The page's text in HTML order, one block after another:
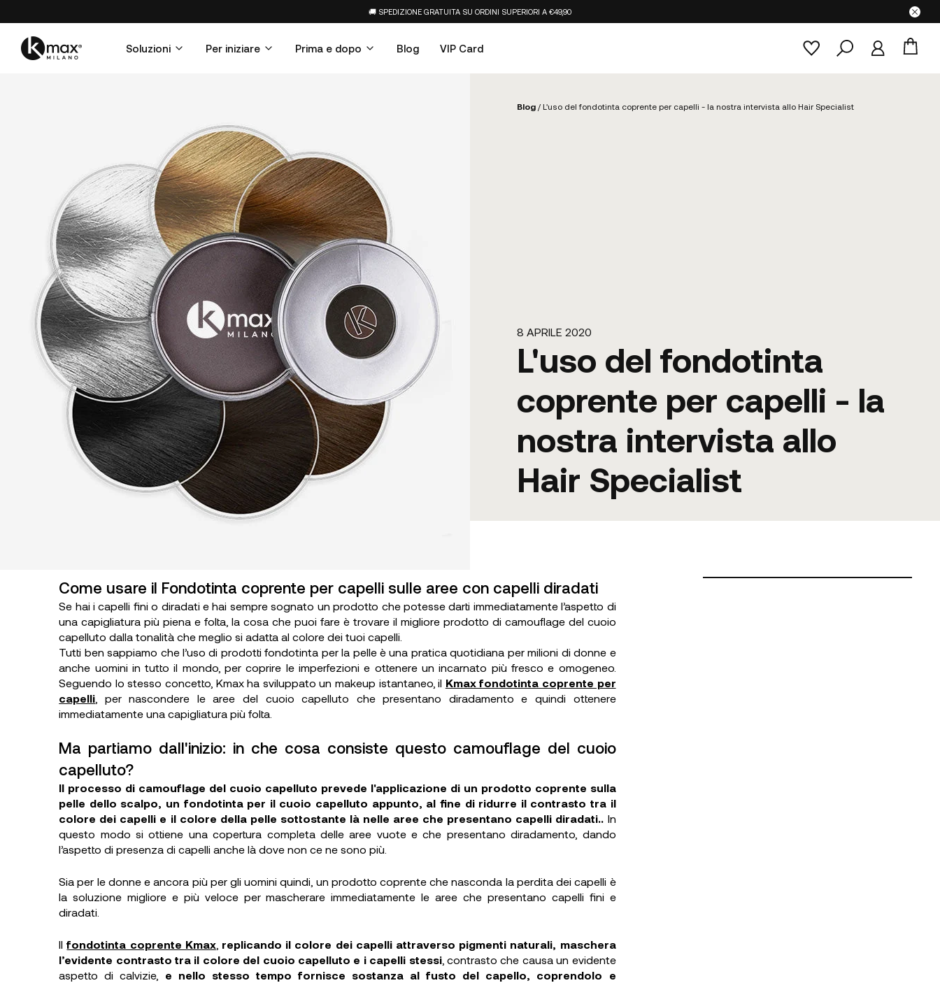
🚚 SPEDIZIONE GRATUITA SU ORDINI SUPERIORI A €49,90
Soluzioni Per iniziare Prima e dopo Blog VIP Card
Blog / L'uso del fondotinta coprente per capelli - la nostra intervista allo Hair Specialist
8 APRILE 2020
L'uso del fondotinta
coprente per capelli - la
nostra intervista allo
Hair Specialist
Come usare il Fondotinta coprente per capelli sulle aree con capelli diradati
Se hai i capelli fini o diradati e hai sempre sognato un prodotto che potesse darti immediatamente l’aspetto di
una capigliatura più piena e folta, la cosa che puoi fare è trovare il migliore prodotto di camouflage del cuoio
capelluto dalla tonalità che meglio si adatta al colore dei tuoi capelli.
Tutti ben sappiamo che l’uso di prodotti fondotinta per la pelle è una pratica quotidiana per milioni di donne e
anche uomini in tutto il mondo, per coprire le imperfezioni e ottenere un incarnato più fresco e omogeneo.
Seguendo lo stesso concetto, Kmax ha sviluppato un makeup istantaneo, il Kmax fondotinta coprente per
capelli , per nascondere le aree del cuoio capelluto che presentano diradamento e quindi ottenere
immediatamente una capigliatura più folta.
Ma partiamo dall'inizio: in che cosa consiste questo camouflage del cuoio
capelluto?
Il processo di camouflage del cuoio capelluto prevede l'applicazione di un prodotto coprente sulla
pelle dello scalpo, un fondotinta per il cuoio capelluto appunto, al fine di ridurre il contrasto tra il
colore dei capelli e il colore della pelle sottostante là nelle aree che presentano capelli diradati.. In
questo modo si ottiene una copertura completa delle aree vuote e che presentano diradamento, dando
l’aspetto di presenza di capelli anche là dove non ce ne sono più.
Sia per le donne e ancora più per gli uomini quindi, un prodotto coprente che nasconda la perdita dei capelli è
la soluzione migliore e più veloce per mascherare immediatamente le aree che presentano capelli fini e
diradati.
Ilfondotinta coprente Kmax, replicando il colore dei capelli attraverso pigmenti naturali, maschera
l’evidente contrasto tra il colore del cuoio capelluto e i capelli stessi, contrasto che causa un evidente
aspetto di calvizie, e nello stesso tempo fornisce sostanza al fusto del capello, coprendolo e